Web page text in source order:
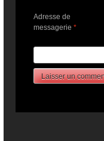
Adresse de
messagerie *